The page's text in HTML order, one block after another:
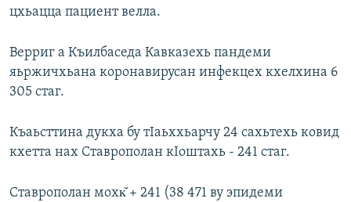
цхьацца пациент велла.
Верриг а Къилбаседа Кавказехь пандеми
яьржичхьана коронавирусан инфекцех кхелхина 6
305 стаг.
Къаьсттина дукха бу тIаьххьарчу 24 сахьтехь ковид
кхетта нах Ставрополан кIоштахь - 241 стаг.
Ставрополан мохк̆ + 241 (38 471 ву эпидеми